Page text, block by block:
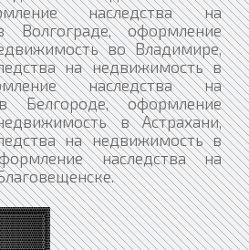
наследства на
Волгограде, оформление
во Владимире,
на недвижимость в
наследства на
Белгороде, оформление
в Астрахани,
на недвижимость в
наследства на